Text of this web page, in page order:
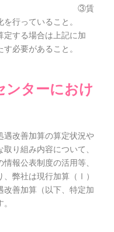
賃
行っていること。
する場合は上記に加
必要があること。
ンターにおけ
遇改善加算の算定状況や
り組み内容について、
報公表制度の活用等、
、弊社は現行加算（Ⅰ）
改善加算（以下、特定加